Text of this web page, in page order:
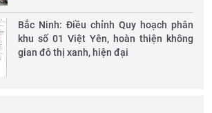
Bắc Ninh: Điều chỉnh Quy hoạch phân
khu số 01 Việt Yên, hoàn thiện không
gian đô thị xanh, hiện đại